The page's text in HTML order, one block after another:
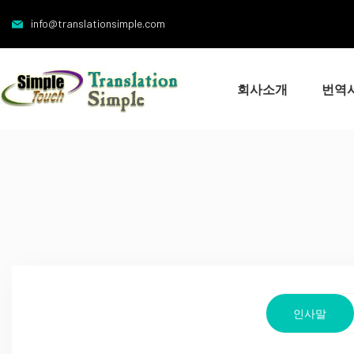
info@translationsimple.com
회사소개 번역
인사말